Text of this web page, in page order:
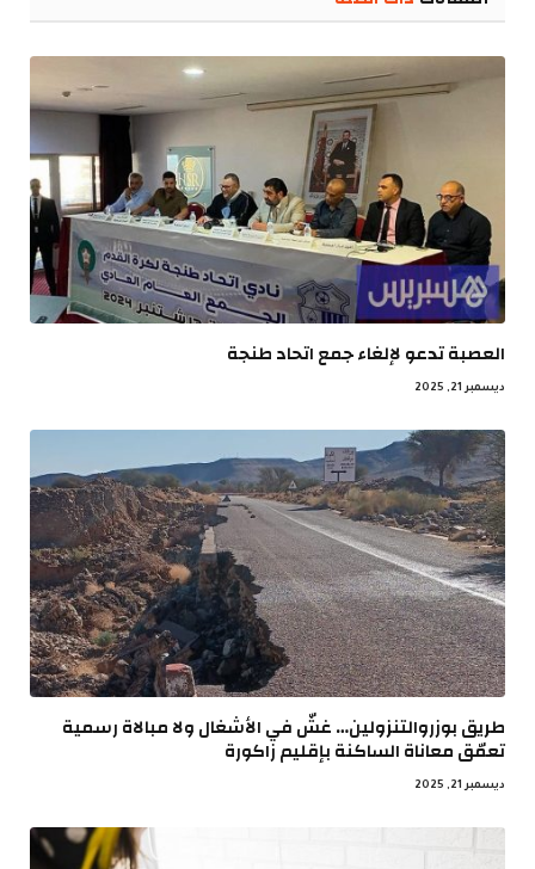
العصبة تدعو لإلغاء جمع اتحاد طنجة
ديسمبر 21, 2025
طريق بوزروالتنزولين… غشّ في الأشغال ولا مبالاة رسمية
تعمّق معاناة الساكنة بإقليم زاكورة
ديسمبر 21, 2025